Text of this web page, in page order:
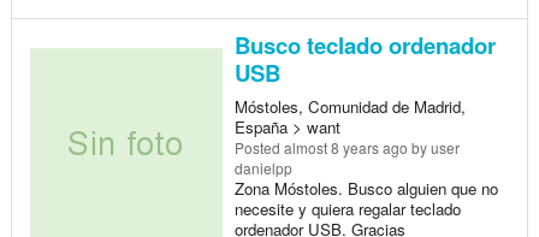
Busco teclado ordenador
USB
Móstoles, Comunidad de Madrid,
España > want
Posted almost 8 years ago by user
danielpp
Zona Móstoles. Busco alguien que no
necesite y quiera regalar teclado
ordenador USB. Gracias